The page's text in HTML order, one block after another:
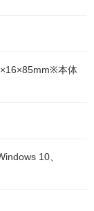
本体
10、